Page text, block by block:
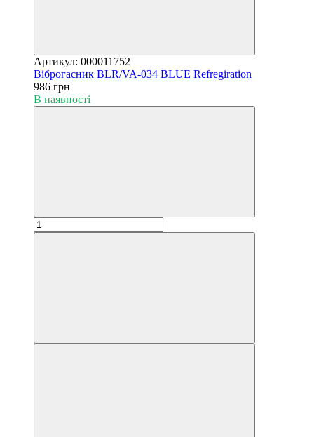
Артикул: 000011752
Віброгасник BLR/VA-034 BLUE Refregiration
986 грн
В наявності